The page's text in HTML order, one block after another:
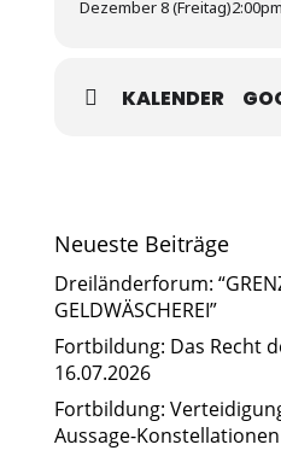
Dezember 8 (Freitag)2:00pm
KALENDER
Neueste Beiträge
Dreiländerforum:
GELDWÄSCHEREI”
Fortbildung: Das Recht
16.07.2026
Fortbildung:
Aussage-